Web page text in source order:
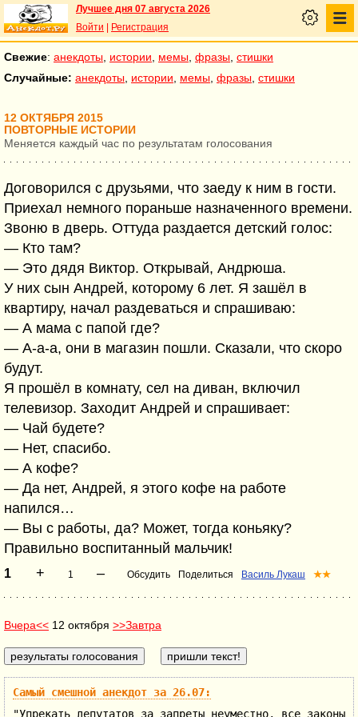
Лучшее дня 07 августа 2026
Войти
Регистрация
Свежие: анекдоты истории мемы фразы стишки
Случайные: анекдоты истории мемы фразы стишки
12 ОКТЯБРЯ 2015
ПОВТОРНЫЕ ИСТОРИИ
Меняется каждый час по результатам голосования
Договорился с друзьями, что заеду к ним в гости.
Приехал немного пораньше назначенного времени.
Звоню в дверь. Оттуда раздается детский голос:
— Кто там?
— Это дядя Виктор. Открывай, Андрюша.
У них сын Андрей, которому 6 лет. Я зашёл в
квартиру, начал раздеваться и спрашиваю:
— А мама с папой где?
— А-а-а, они в магазин пошли. Сказали, что скоро
будут.
Я прошёл в комнату, сел на диван, включил
телевизор. Заходит Андрей и спрашивает:
— Чай будете?
— Нет, спасибо.
— А кофе?
— Да нет, Андрей, я этого кофе на работе
напился…
— Вы с работы, да? Может, тогда коньяку?
Правильно воспитанный мальчик!
1 + 1 – Обсудить Поделиться Василь Лукаш ★★
Вчера<< 12 октября >>Завтра
Самый смешной анекдот за 26.07:
"Упрекать депутатов за запреты неуместно, все законы